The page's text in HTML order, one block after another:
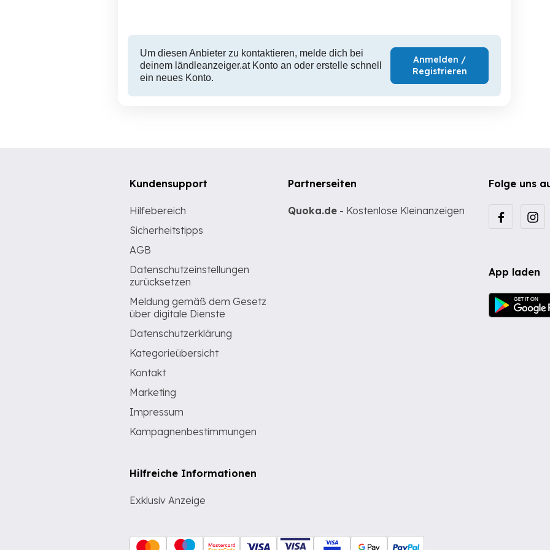
Um diesen Anbieter zu kontaktieren, melde dich bei
deinem ländleanzeiger.at Konto an oder erstelle schnell
ein neues Konto.
Anmelden /
Registrieren
Folge uns
App laden
Kundensupport
Hilfebereich
Sicherheitstipps
AGB
Datenschutzeinstellungen
zurücksetzen
Meldung gemäß dem Gesetz
über digitale Dienste
Datenschutzerklärung
Kategorieübersicht
Kontakt
Marketing
Impressum
Kampagnenbestimmungen
Hilfreiche Informationen
Exklusiv Anzeige
Partnerseiten
Quoka.de - Kostenlose Kleinanzeigen